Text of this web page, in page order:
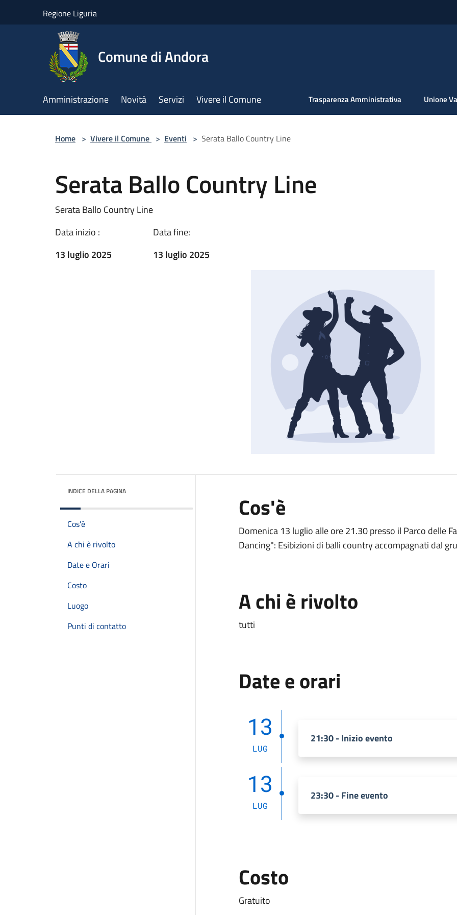
Regione Liguria
Comune di Andora
Amministrazione Novità Servizi Vivere il Comune Trasparenza Amministrativa Unione
Home > Vivere il Comune > Eventi > Serata Ballo Country Line
Serata Ballo Country Line
Serata Ballo Country Line
Data inizio :
13 luglio 2025
Data fine:
13 luglio 2025
INDICE DELLA PAGINA
Cos'è
A chi è rivolto
Date e Orari
Costo
Luogo
Punti di contatto
Cos'è
Domenica 13 luglio alle ore 21.30 presso il Parco delle
Dancing": Esibizioni di balli country accompagnati dal
A chi è rivolto
tutti
Date e orari
13
LUG
21:30 - Inizio evento
13
LUG
23:30 - Fine evento
Costo
Gratuito